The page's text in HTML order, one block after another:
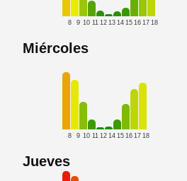
8 9 10 11 12 13 14 15 16 17 18
Miércoles
8 9 10 11 12 14 15 16 17 18
Jueves